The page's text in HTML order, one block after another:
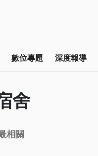
數位專題 深度報導
舍
相關